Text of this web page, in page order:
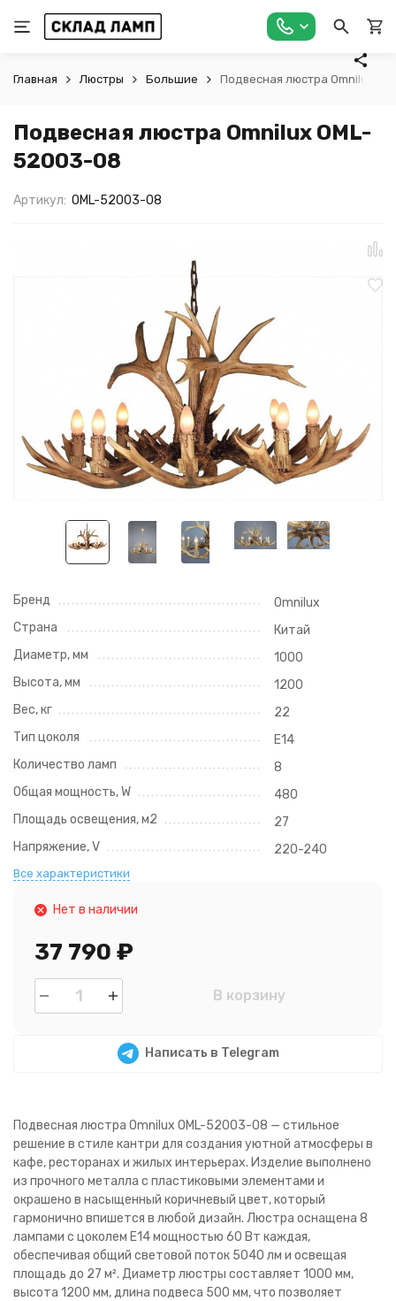
Главная Люстры Большие Подвесная люстра Omnilux
Подвесная люстра Omnilux OML-
52003-08
Артикул: OML-52003-08
Бренд
Omnilux
Страна
Китай
Диаметр, мм
1000
Высота, мм
1200
Вес, кг
22
Тип цоколя
E14
Количество ламп
8
Общая мощность, W
480
Площадь освещения, м2
27
Напряжение, V
220-240
Все характеристики
Нет в наличии
37 790 ₽
В корзину
Написать в Telegram
Подвесная люстра Omnilux OML-52003-08 — стильное
решение в стиле кантри для создания уютной атмосферы в
кафе, ресторанах и жилых интерьерах. Изделие выполнено
из прочного металла с пластиковыми элементами и
окрашено в насыщенный коричневый цвет, который
гармонично впишется в любой дизайн. Люстра оснащена 8
лампами с цоколем E14 мощностью 60 Вт каждая,
обеспечивая общий световой поток 5040 лм и освещая
площадь до 27 м². Диаметр люстры составляет 1000 мм,
высота 1200 мм, длина подвеса 500 мм, что позволяет